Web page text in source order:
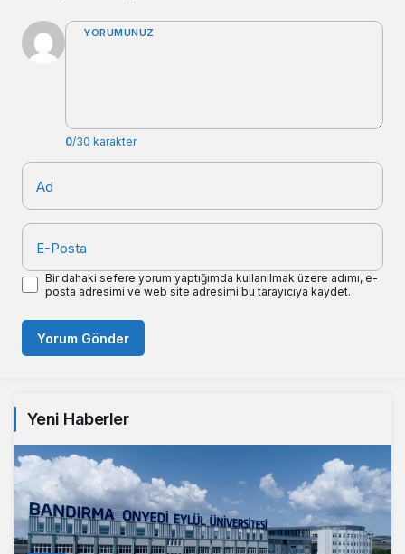
YORUMUNUZ
0/30 karakter
Ad
E-Posta
Bir dahaki sefere yorum yaptığımda kullanılmak üzere adımı, e-
posta adresimi ve web site adresimi bu tarayıcıya kaydet.
Yorum Gönder
Yeni Haberler